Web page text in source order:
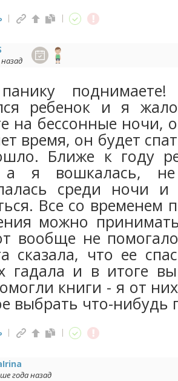
ребенок и я
на бессонные ночи,
время, он будет
Ближе к году
а я вошкалась, не
среди ночи
Все со временем
можно
вообще не
сказала, что ее
гадала и в итоге
книги - я от
выбрать что-нибудь
года назад